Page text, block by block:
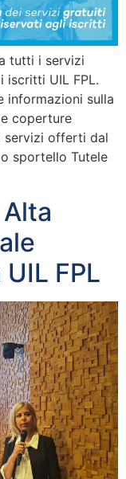
tutti i servizi
iscritti UIL FPL.
informazioni sulla
coperture
servizi offerti dal
sportello Tutele
FPL